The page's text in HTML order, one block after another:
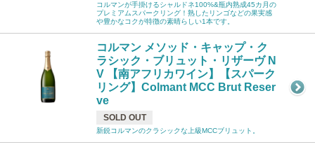
コルマンが手掛けるシャルドネ100%&瓶内熟成45カ月の
プレミアムスパークリング！熟したリンゴなどの果実感
や豊かなコクが特徴の素晴らしい1本です。
コルマン メソッド・キャップ・ク
ラシック・ブリュット・リザーヴ N
V 【南アフリカワイン】【スパーク
リング】Colmant MCC Brut Reser
ve
SOLD OUT
新鋭コルマンのクラシックな上級MCCブリュット。